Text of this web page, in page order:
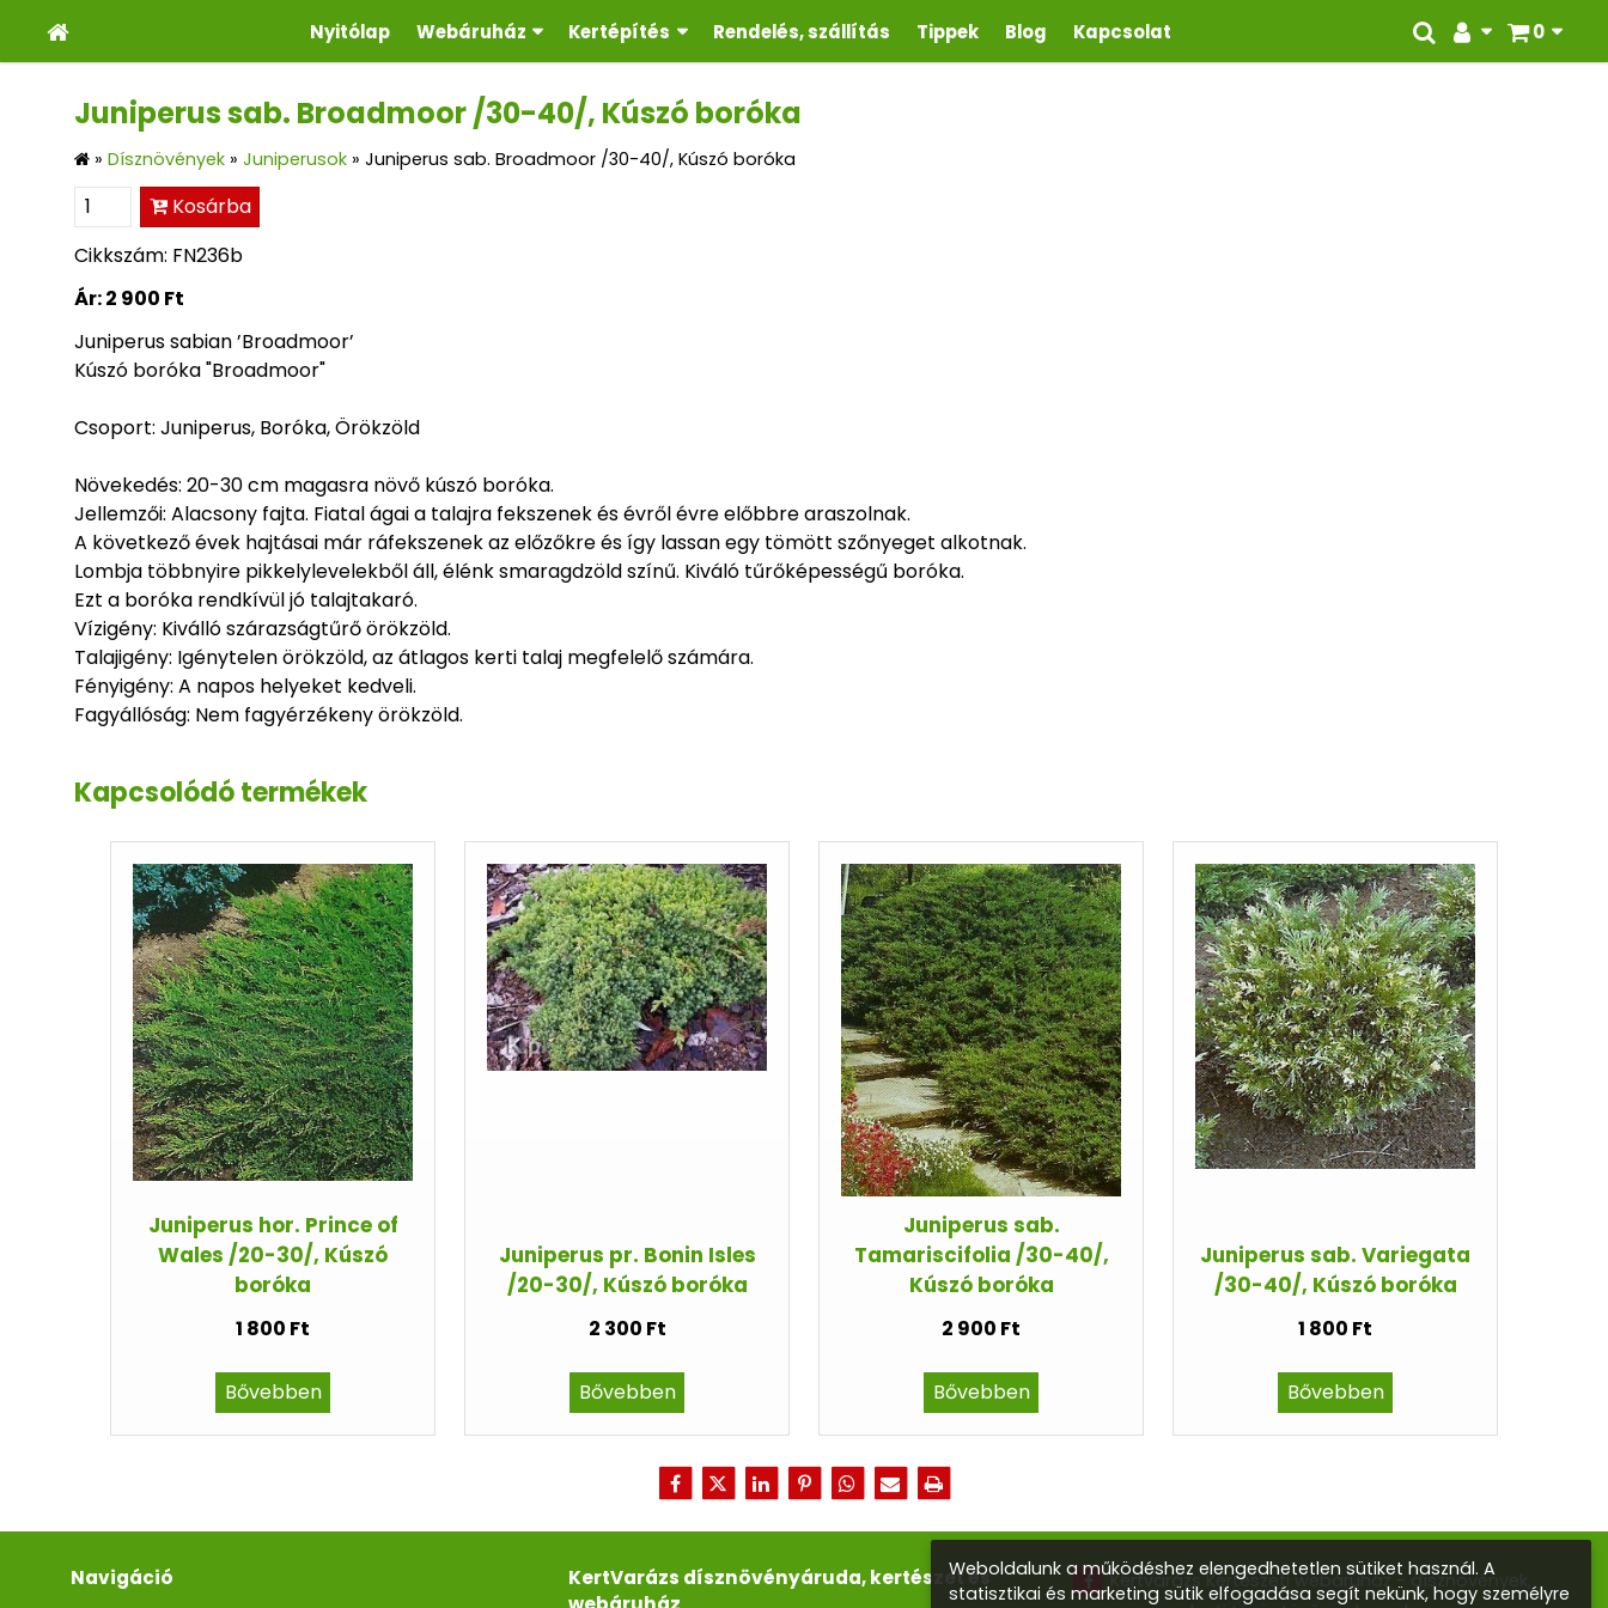
0
Nyitólap Webáruház Kertépítés Rendelés, szállítás Tippek Blog Kapcsolat
Juniperus sab. Broadmoor /30-40/, Kúszó boróka
» Dísznövények » Juniperusok » Juniperus sab. Broadmoor /30-40/, Kúszó boróka
Kosárba
Cikkszám: FN236b
Ár:2 900 Ft
Juniperus sabian ’Broadmoor’
Kúszó boróka "Broadmoor"
Csoport: Juniperus, Boróka, Örökzöld
Növekedés: 20-30 cm magasra növő kúszó boróka.
Jellemzői: Alacsony fajta. Fiatal ágai a talajra fekszenek és évről évre előbbre araszolnak.
A következő évek hajtásai már ráfekszenek az előzőkre és így lassan egy tömött szőnyeget alkotnak.
Lombja többnyire pikkelylevelekből áll, élénk smaragdzöld színű. Kiváló tűrőképességű boróka.
Ezt a boróka rendkívül jó talajtakaró.
Vízigény: Kiválló szárazságtűrő örökzöld.
Talajigény: Igénytelen örökzöld, az átlagos kerti talaj megfelelő számára.
Fényigény: A napos helyeket kedveli.
Fagyállóság: Nem fagyérzékeny örökzöld.
Kapcsolódó termékek
Juniperus hor. Prince of
Wales /20-30/, Kúszó
boróka
1 800 Ft
Bővebben
Juniperus pr. Bonin Isles
/20-30/, Kúszó boróka
2 300 Ft
Bővebben
Juniperus sab.
Tamariscifolia /30-40/,
Kúszó boróka
2 900 Ft
Bővebben
Juniperus sab. Variegata
/30-40/, Kúszó boróka
1 800 Ft
Bővebben
Navigáció
KertVarázs dísznövényáruda, kertészet és
Kertvarázs Kertészeti webáruház - dísznövények,
Weboldalunk a működéshez elengedhetetlen sütiket használ. A
statisztikai és marketing sütik elfogadása segít nekünk, hogy személyre